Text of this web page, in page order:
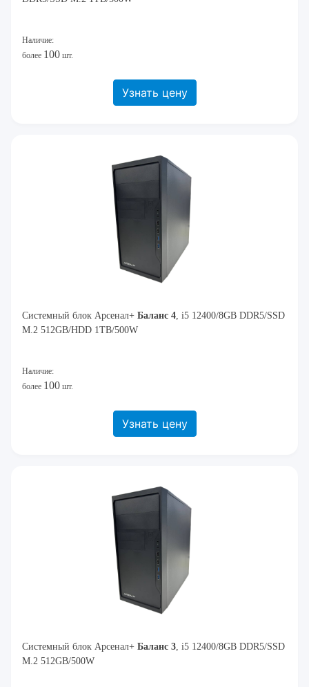
Наличие:
более 100 шт.
Узнать цену
Системный блок Арсенал+ Баланс 4, i5 12400/8GB DDR5/SSD
M.2 512GB/HDD 1TB/500W
Наличие:
более 100 шт.
Узнать цену
Системный блок Арсенал+ Баланс 3, i5 12400/8GB DDR5/SSD
M.2 512GB/500W